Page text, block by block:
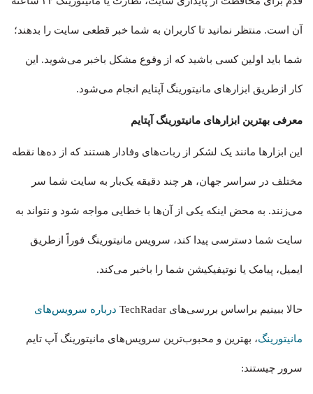
آن است. منتظر نمانید تا کاربران به شما خبر قطعی سایت را بدهند؛
شما باید اولین کسی باشید که از وقوع مشکل باخبر می‌شوید. این
کار ازطریق ابزارهای مانیتورینگ آپتایم انجام می‌شود.
معرفی بهترین ابزارهای مانیتورینگ آپتایم
این ابزارها مانند یک لشکر از ربات‌های وفادار هستند که از ده‌ها نقطه
مختلف در سراسر جهان، هر چند دقیقه یک‌بار به سایت شما سر
می‌زنند. به محض اینکه یکی از آن‌ها با خطایی مواجه شود و نتواند به
سایت شما دسترسی پیدا کند، سرویس مانیتورینگ فوراً ازطریق
ایمیل، پیامک یا نوتیفیکیشن شما را باخبر می‌کند.
حالا ببینیم براساس بررسی‌های TechRadar درباره سرویس‌های
مانیتورینگ، بهترین و محبوب‌ترین سرویس‌های مانیتورینگ آپ تایم
سرور چیستند: